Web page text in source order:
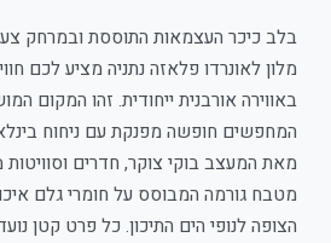
בלב כיכר העצמאות התוססת ובמרחק
מלון לאונרדו פלאזה נתניה מציע לכם
באווירה אורבנית ייחודית. זהו המקום
המחפשים חופשה מפנקת עם ניחוח
מאת המעצב בוקי צוקר, חדרים
מטבח גורמה המבוסס על חומרי גלם
הצופה לנופי הים התיכון. כל פרט קטן